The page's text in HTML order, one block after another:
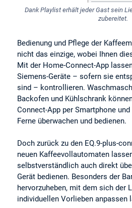
Dank Playlist erhält jeder Gast sein
zubereitet.
Bedienung und Pflege der
nicht das einzige, wobei Ihnen
Mit der Home-Connect-App
Siemens-Geräte – sofern sie
sind – kontrollieren.
Backofen und Kühlschrank
Connect-App per Smartphone
Ferne überwachen und bedienen.
Doch zurück zu den EQ.9-plus-
neuen Kaffeevollautomaten
selbstverständlich auch direkt
Gerät bedienen. Besonders der
hervorzuheben, mit dem sich der
individuellen Vorlieben anpassen